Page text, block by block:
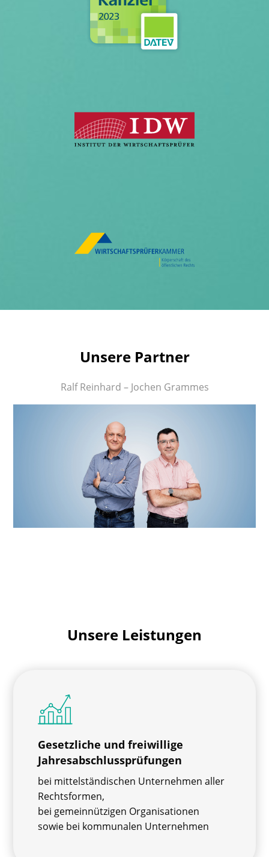
Unsere Partner
Ralf Reinhard – Jochen Grammes
Unsere Leistungen
Gesetzliche und freiwillige
Jahresabschlussprüfungen
bei mittelständischen Unternehmen aller
Rechtsformen,
bei gemeinnützigen Organisationen
sowie bei kommunalen Unternehmen